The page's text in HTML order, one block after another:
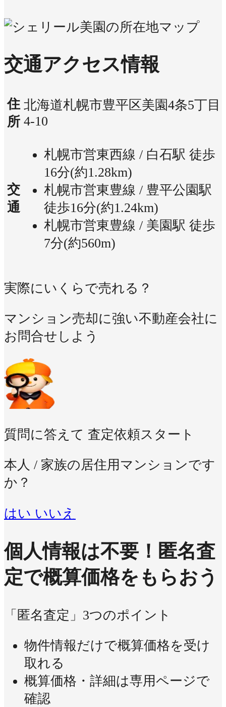
交通アクセス情報
住
所
北海道札幌市豊平区美園4条5丁目
4-10
交
通
札幌市営東西線 / 白石駅 徒歩
16分(約1.28km)
札幌市営東豊線 / 豊平公園駅
徒歩16分(約1.24km)
札幌市営東豊線 / 美園駅 徒歩
7分(約560m)
実際にいくらで売れる？
マンション売却に強い不動産会社に
お問合せしよう
質問に答えて 査定依頼スタート
本人 / 家族の居住用マンションです
か？
はい いいえ
個人情報は不要！ 匿名査
定で概算価格をもらおう
「匿名査定」3つのポイント
物件情報だけで概算価格を受け
取れる
概算価格・詳細は専用ページで
確認